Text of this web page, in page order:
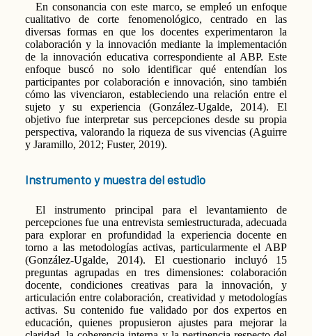
En consonancia con este marco, se empleó un enfoque
cualitativo de corte fenomenológico, centrado en las
diversas formas en que los docentes experimentaron la
colaboración y la innovación mediante la implementación
de la innovación educativa correspondiente al ABP. Este
enfoque buscó no solo identificar qué entendían los
participantes por colaboración e innovación, sino también
cómo las vivenciaron, estableciendo una relación entre el
sujeto y su experiencia (González-Ugalde, 2014). El
objetivo fue interpretar sus percepciones desde su propia
perspectiva, valorando la riqueza de sus vivencias (Aguirre
y Jaramillo, 2012; Fuster, 2019).
Instrumento y muestra del estudio
El instrumento principal para el levantamiento de
percepciones fue una entrevista semiestructurada, adecuada
para explorar en profundidad la experiencia docente en
torno a las metodologías activas, particularmente el ABP
(González-Ugalde, 2014). El cuestionario incluyó 15
preguntas agrupadas en tres dimensiones: colaboración
docente, condiciones creativas para la innovación, y
articulación entre colaboración, creatividad y metodologías
activas. Su contenido fue validado por dos expertos en
educación, quienes propusieron ajustes para mejorar la